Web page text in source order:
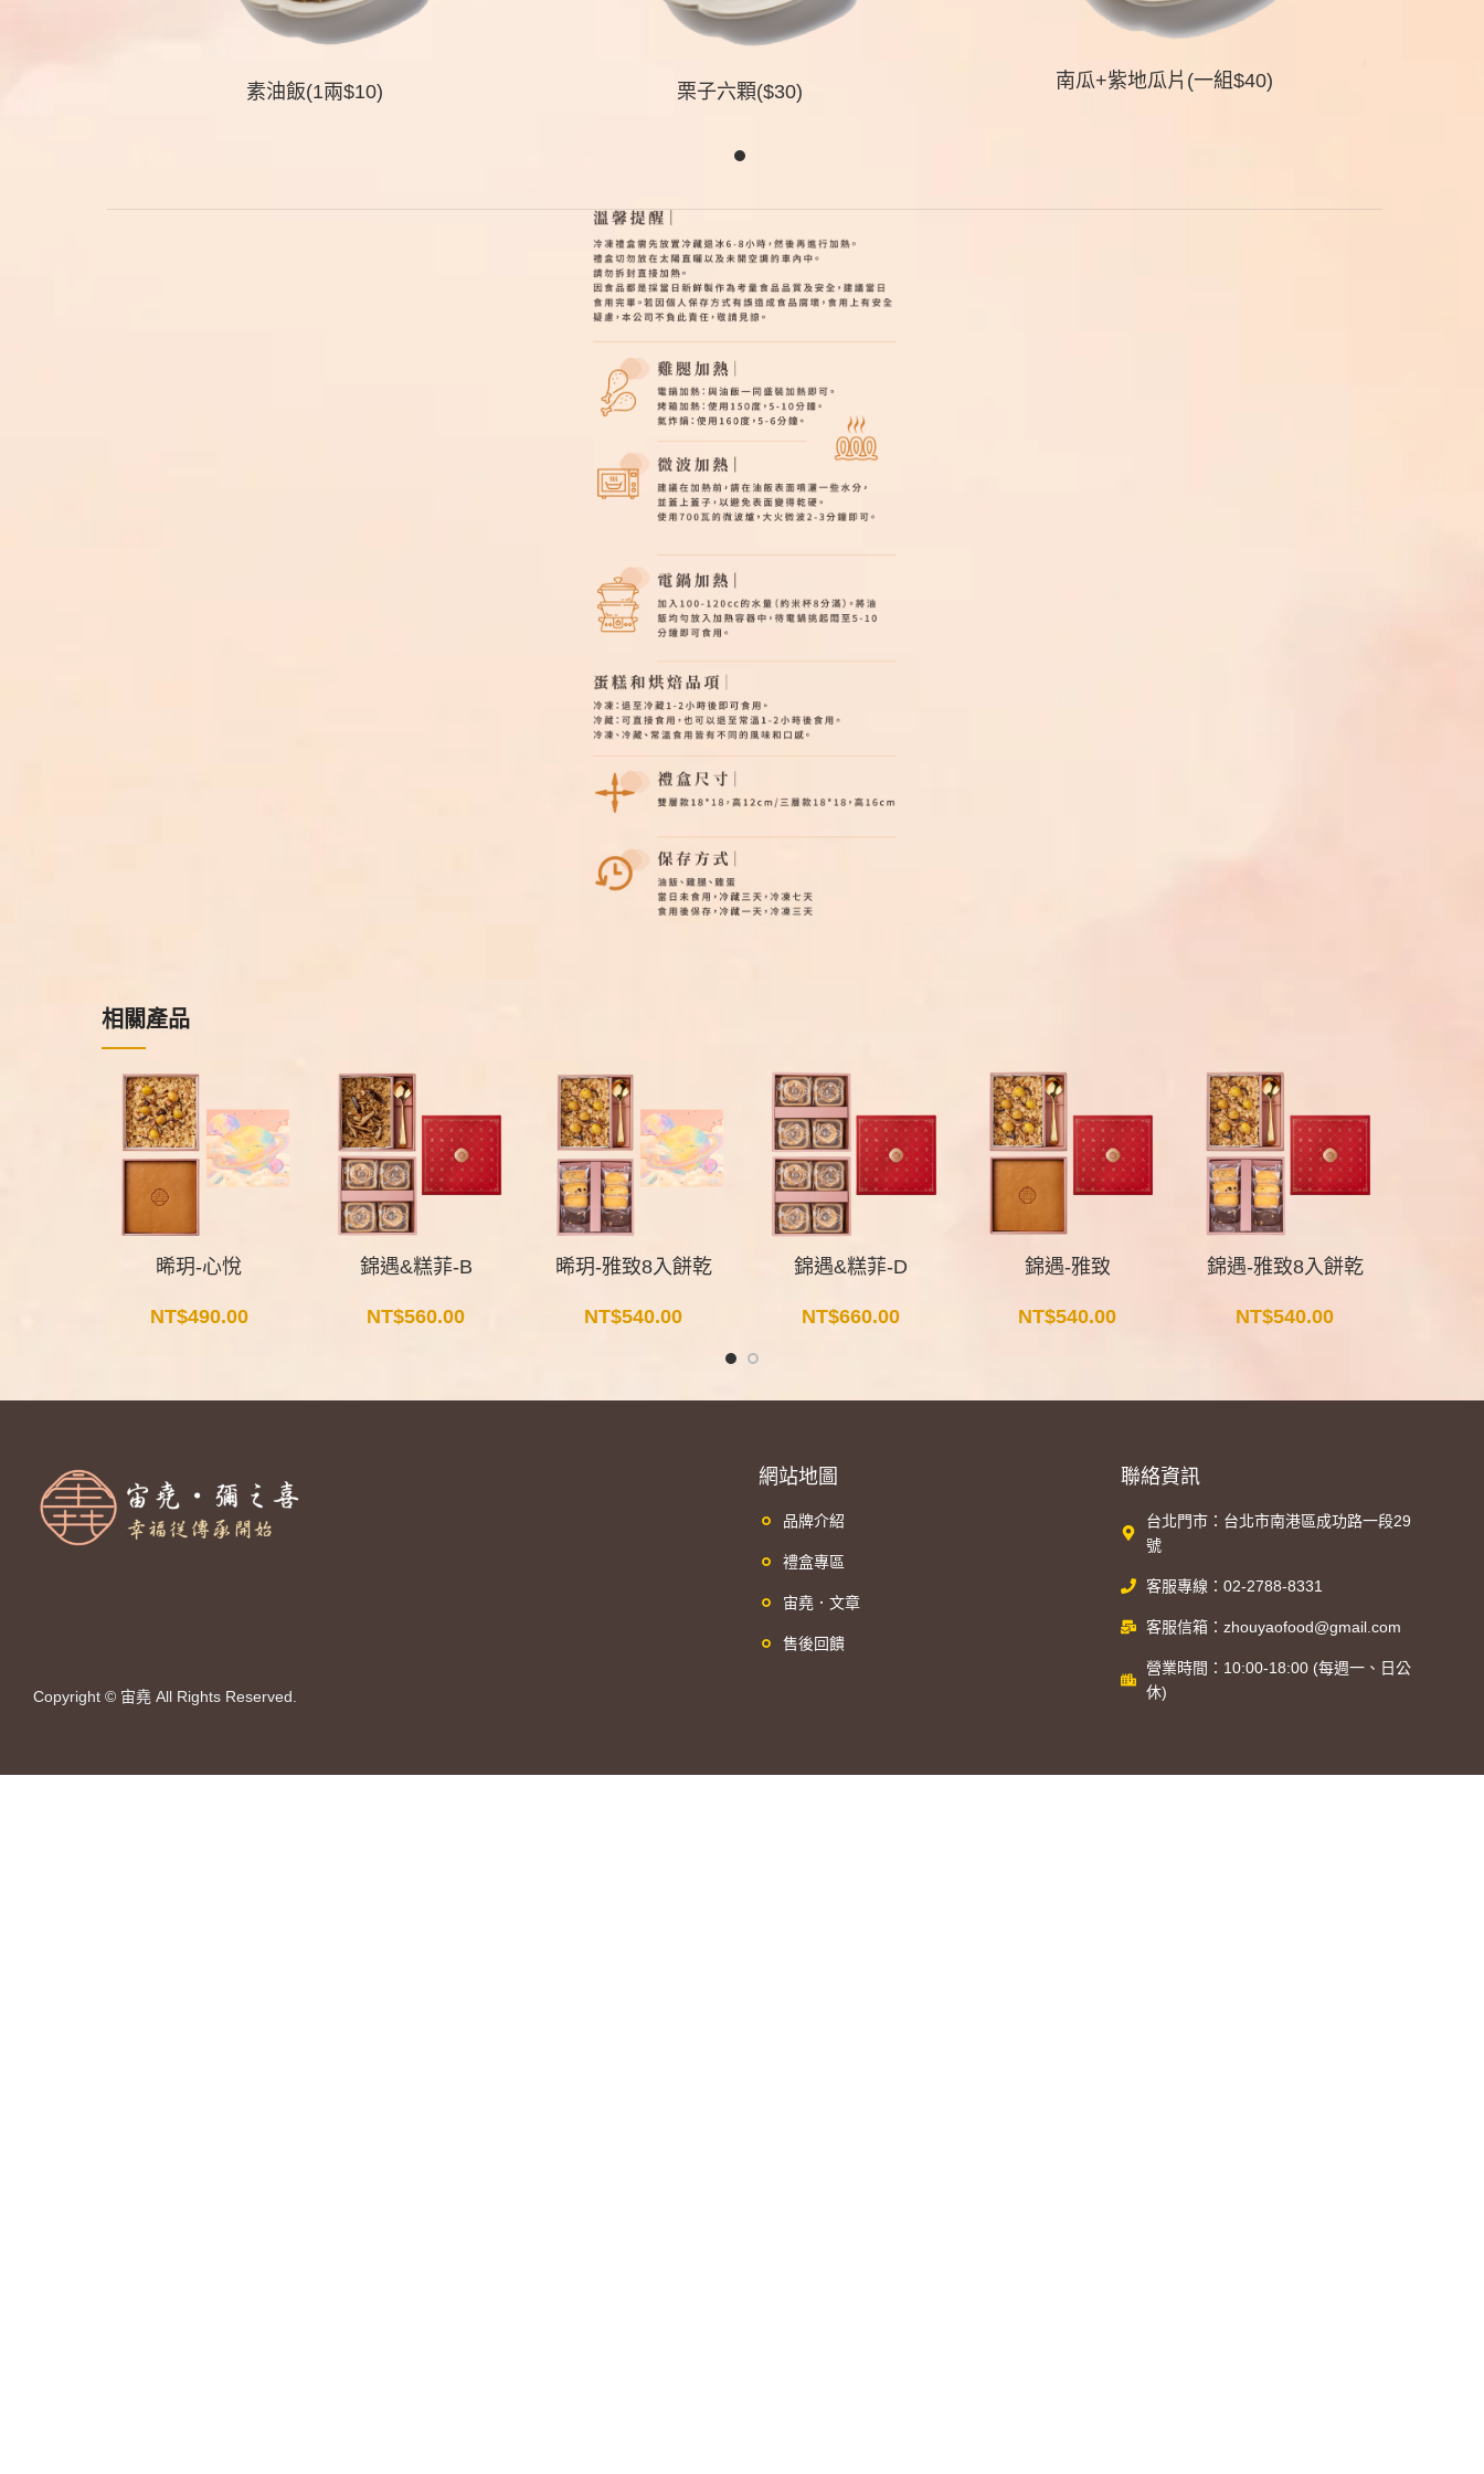
素油飯(1兩$10) 栗子六顆($30)
南瓜+紫地瓜片(一組$40)
相關產品
晞玥-心悅
NT$490.00
錦遇&糕菲-B
NT$560.00
晞玥-雅致8入餅乾
NT$540.00
錦遇&糕菲-D
NT$660.00
錦遇-雅致
NT$540.00
錦遇-雅致8入餅乾
NT$540.00
Copyright © 宙堯 All Rights Reserved.
網站地圖
品牌介紹
禮盒專區
宙堯．文章
售後回饋
聯絡資訊
台北門市：台北市南港區成功路一段29
號
客服專線：02-2788-8331
客服信箱：zhouyaofood@gmail.com
營業時間：10:00-18:00 (每週一、日公
休)